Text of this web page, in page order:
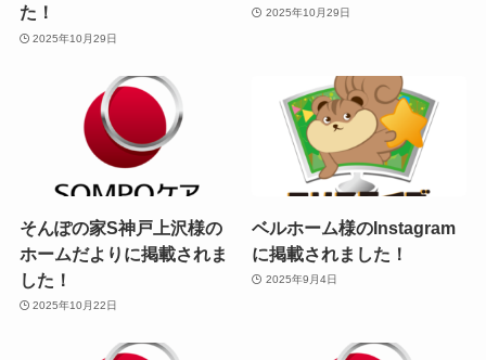
た！
2025年10月29日
2025年10月29日
そんぽの家S神戸上沢様の
ホームだよりに掲載されま
した！
2025年10月22日
ベルホーム様のInstagram
に掲載されました！
2025年9月4日